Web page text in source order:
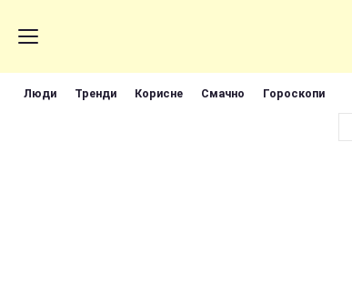
Люди Тренди Корисне Смачно Гороскопи